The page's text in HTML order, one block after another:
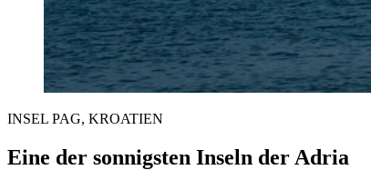
INSEL PAG, KROATIEN
Eine der sonnigsten Inseln der Adria